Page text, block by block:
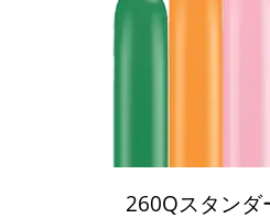
260Qスタンダ